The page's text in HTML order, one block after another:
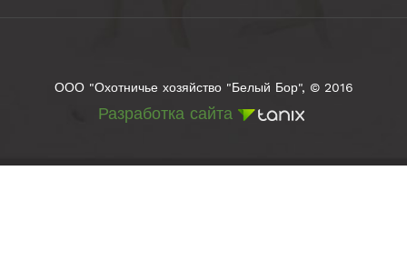
ООО "Охотничье хозяйство "Белый Бор", © 2016
Разработка сайта